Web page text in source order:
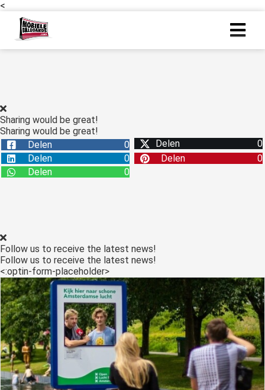
<
Sharing would be great!
Sharing would be great!
Delen
0 Delen
0
Delen
0 Delen
0
Delen
0
Follow us to receive the latest news!
Follow us to receive the latest news!
<:optin-form-placeholder>
zijn
deze
kan de
niet
worden
om